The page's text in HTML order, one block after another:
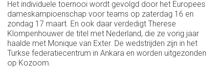
Het individuele toernooi wordt gevolgd door het Europees
dameskampioenschap voor teams op zaterdag 16 en
zondag 17 maart. En ook daar verdedigt Therese
Klompenhouwer de titel met Nederland, die ze vorig jaar
haalde met Monique van Exter. De wedstrijden zijn in het
Turkse federatiecentrum in Ankara en worden uitgezonden
op Kozoom.